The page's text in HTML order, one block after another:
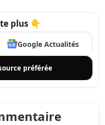
plus 👇
Google Actualités
préférée